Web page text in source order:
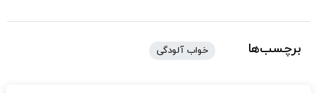
برچسب‌ها خواب آلودگی